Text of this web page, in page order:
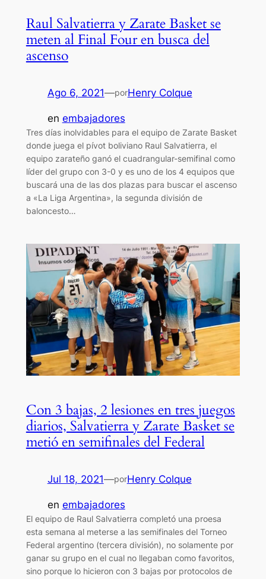
Raul Salvatierra y Zarate Basket se
meten al Final Four en busca del
ascenso
Ago 6, 2021—porHenry Colque
en embajadores
Tres días inolvidables para el equipo de Zarate Basket
donde juega el pívot boliviano Raul Salvatierra, el
equipo zarateño ganó el cuadrangular-semifinal como
líder del grupo con 3-0 y es uno de los 4 equipos que
buscará una de las dos plazas para buscar el ascenso
a «La Liga Argentina», la segunda división de
baloncesto…
Con 3 bajas, 2 lesiones en tres juegos
diarios, Salvatierra y Zarate Basket se
metió en semifinales del Federal
Jul 18, 2021—porHenry Colque
en embajadores
El equipo de Raul Salvatierra completó una proesa
esta semana al meterse a las semifinales del Torneo
Federal argentino (tercera división), no solamente por
ganar su grupo en el cual no llegaban como favoritos,
sino porque lo hicieron con 3 bajas por protocolos de